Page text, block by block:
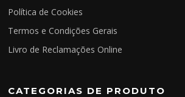
Política de Cookies
Termos e Condições Gerais
Livro de Reclamações Online
CATEGORIAS DE PRODUTO